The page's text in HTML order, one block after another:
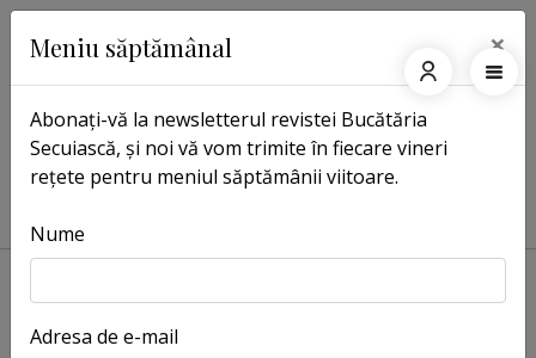
Pagina principală Caută aici
Caută aici
Meniu săptămânal ×
Abonați-vă la newsletterul revistei Bucătăria
Secuiască, și noi vă vom trimite în fiecare vineri
rețete pentru meniul săptămânii viitoare.
Nume
Adresa de e-mail